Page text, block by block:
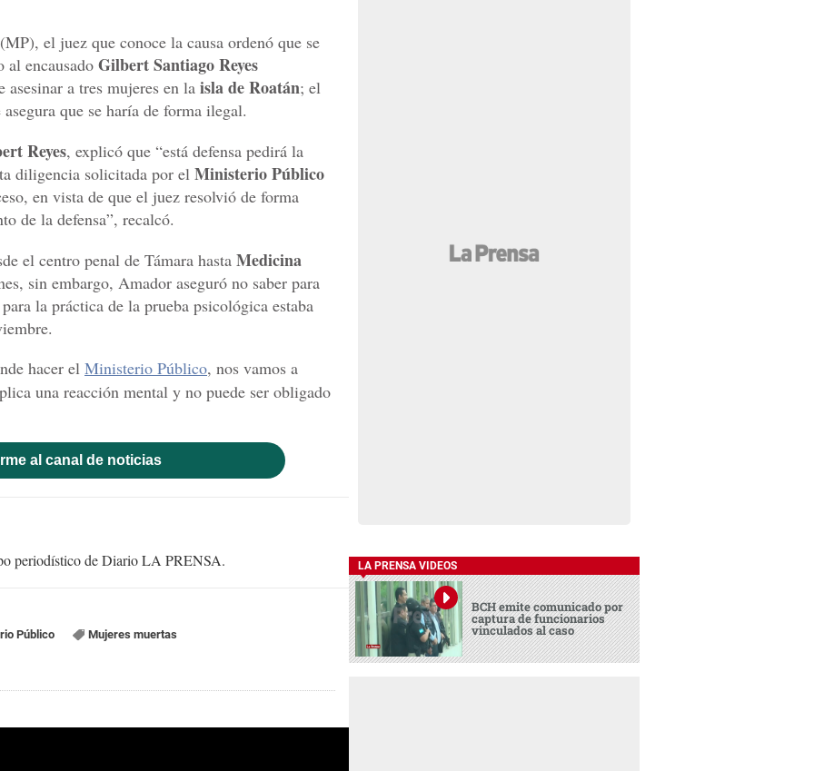
(MP), el juez que conoce la causa ordenó que se
al encausado Gilbert Santiago Reyes
asesinar a tres mujeres en la isla de Roatán; el
que se haría de forma ilegal.
Reyes, explicó que “está defensa pedirá la
diligencia solicitada por el Ministerio Público
en vista de que el juez resolvió de forma
de la defensa”, recalcó.
el centro penal de Támara hasta Medicina
sin embargo, Amador aseguró no saber para
la práctica de la prueba psicológica estaba
hacer el Ministerio Público, nos vamos a
una reacción mental y no puede ser obligado
al canal de noticias
periodístico de Diario LA PRENSA.
Público
Mujeres muertas
LA PRENSA VIDEOS
BCH emite comunicado por
captura de funcionarios
vinculados al caso